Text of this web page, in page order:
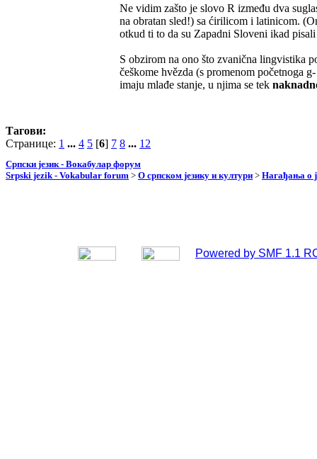
Ne vidim zašto je slovo R između dva
na obratan sled!) sa ćirilicom i latinicom.
otkud ti to da su Zapadni Sloveni ikad
S obzirom na ono što zvanična lingvistika
češkome hvězda (s promenom početnoga
imaju mlađe stanje, u njima se tek
Тагови:
Странице: 1 ... 4 5 [6] 7 8 ... 12
Српски језик - Вокабулар форум
Srpski jezik - Vokabular forum > О српском језику и култури > Нагађања о
Powered by SMF 1.1